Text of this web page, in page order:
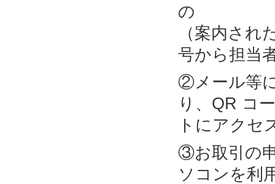
の 部
（案内さ
号から担当
②メール等
り、QR コ
トにアクセ
③お取引の
ソコンを利